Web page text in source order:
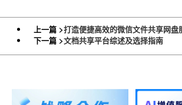
上一篇 >打造便捷高效的微信文件共享网盘
下一篇 >文档共享平台综述及选择指南